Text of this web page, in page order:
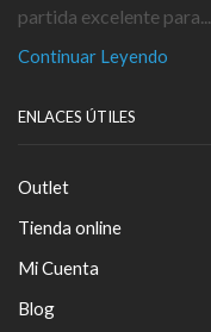
partida excelente para...
Continuar Leyendo
ENLACES ÚTILES
Outlet
Tienda online
Mi Cuenta
Blog